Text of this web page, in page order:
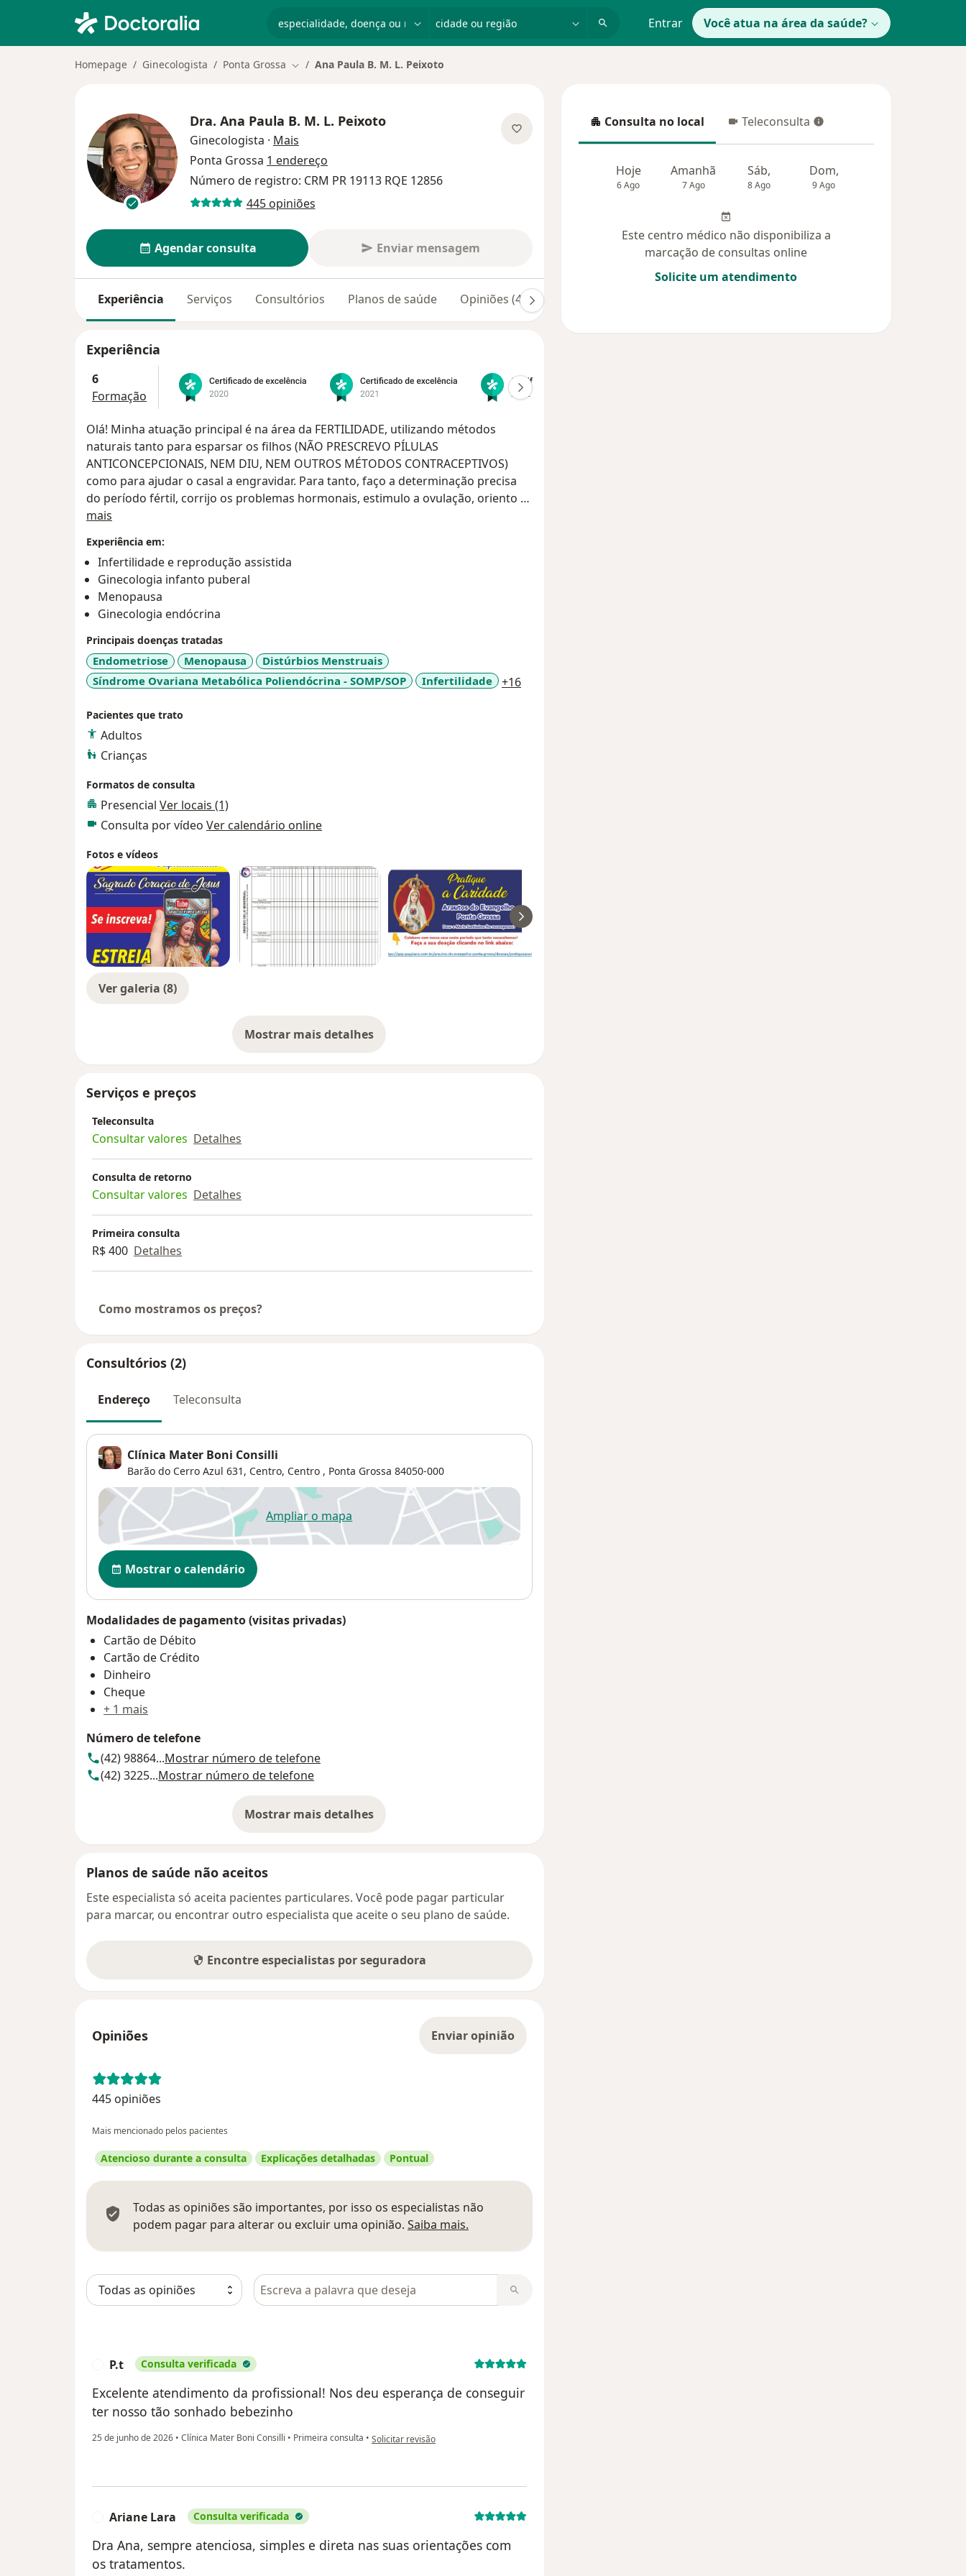
Entrar Você atua na área da saúde?
Homepage Ginecologista Ponta Grossa Mudar de cidade
Ana Paula B. M. L. Peixoto
Dra. Ana Paula B. M. L. Peixoto
Ginecologista · Mais
Ponta Grossa 1 endereço
Número de registro: CRM PR 19113 RQE 12856
445 opiniões
Agendar consulta Enviar mensagem
Experiência Serviços Consultórios Planos de saúde Opiniões (445)
Experiência
6
Formação
Olá! Minha atuação principal é na área da FERTILIDADE, utilizando métodos
naturais tanto para esparsar os filhos (NÃO PRESCREVO PÍLULAS
ANTICONCEPCIONAIS, NEM DIU, NEM OUTROS MÉTODOS CONTRACEPTIVOS)
como para ajudar o casal a engravidar. Para tanto, faço a determinação precisa
do período fértil, corrijo os problemas hormonais, estimulo a ovulação, oriento o
período correto para se evitar o ato conjugal ou otimizá-lo. Não indico ou utilizo
técnicas de reprodução assistida, como inseminação artificial ou fertilização in
vitro.
mais
Experiência em:
Infertilidade e reprodução assistida
Ginecologia infanto puberal
Menopausa
Ginecologia endócrina
Principais doenças tratadas
Endometriose Menopausa
Distúrbios Menstruais
Síndrome Ovariana Metabólica Poliendócrina - SOMP/SOP
Infertilidade +16a11y_sr_more_diseases
Pacientes que trato
Adultos
Crianças
Formatos de consulta
Presencial Ver locais (1)
Consulta por vídeo Ver calendário online
Fotos e vídeos
Ver galeria (8)
Mostrar mais detalhes
sobre a experiência
Serviços e preços
Teleconsulta
Consultar valores Detalhes
Consulta de retorno
Consultar valores Detalhes
Primeira consulta
R$ 400 Detalhes
Como mostramos os preços?
Consultórios (2)
Endereço Teleconsulta
Clínica Mater Boni Consilli
Barão do Cerro Azul 631, Centro, Centro , Ponta Grossa 84050-000
Ampliar o mapaabre num novo separador
Disponibilidade
Mostrar o calendário
Modalidades de pagamento (visitas privadas)
Cartão de Débito
Cartão de Crédito
Dinheiro
Cheque
+ 1 mais
Número de telefone
(42) 98864...Mostrar número de telefone
(42) 3225...Mostrar número de telefone
Mostrar mais detalhes
sobre o endereço
Planos de saúde não aceitos
Este especialista só aceita pacientes particulares. Você pode pagar particular
para marcar, ou encontrar outro especialista que aceite o seu plano de saúde.
Encontre especialistas por seguradora
Opiniões Enviar opinião
445 opiniões
Mais mencionado pelos pacientes
Atencioso durante a consulta Explicações detalhadas Pontual
Todas as opiniões são importantes, por isso os especialistas não
podem pagar para alterar ou excluir uma opinião. Saiba mais.
Pesquisar em opiniões
P.t Consulta verificada
Excelente atendimento da profissional! Nos deu esperança de conseguir
ter nosso tão sonhado bebezinho
25 de junho de 2026 • Clínica Mater Boni Consilli • Primeira consulta • na opinião do utilizador P.t
Solicitar revisão
Ariane Lara Consulta verificada
Dra Ana, sempre atenciosa, simples e direta nas suas orientações com
os tratamentos.
Consulta no local
Consulta no local Teleconsulta
Teleconsulta
Hoje
6 Ago
Amanhã
7 Ago
Sáb,
8 Ago
Dom,
9 Ago
Este centro médico não disponibiliza a
marcação de consultas online
Solicite um atendimento